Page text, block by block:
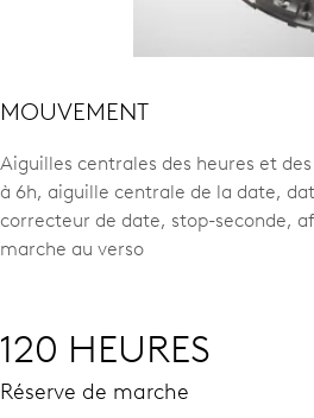
MOUVEMENT
Aiguilles centrales des heures et
à 6h, aiguille centrale de la date,
correcteur de date, stop-seconde,
marche au verso
120 HEURES
Réserve de marche